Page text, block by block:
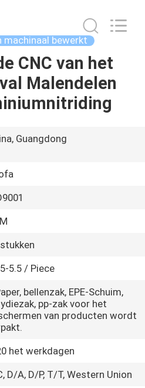
machinaal bewerkt
CNC van het
Malendelen
Guangdong
5.5 / Piece
bellenzak, EPE-Schuim,
pp-zak voor het
van producten wordt
het werkdagen
D/A, D/P, T/T, Western Union